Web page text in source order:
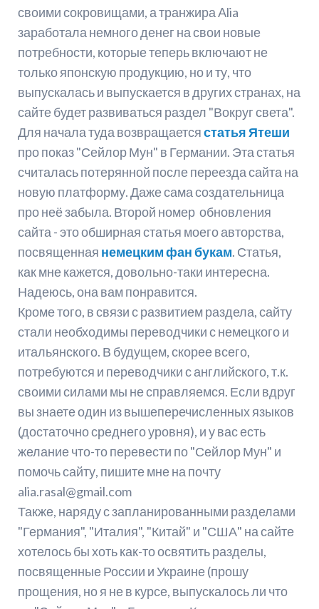
своими сокровищами, а транжира Alia
заработала немного денег на свои новые
потребности, которые теперь включают не
только японскую продукцию, но и ту, что
выпускалась и выпускается в других странах, на
сайте будет развиваться раздел "Вокруг света".
Для начала туда возвращаетсястатья Ятеши
про показ "Сейлор Мун" в Германии. Эта статья
считалась потерянной после переезда сайта на
новую платформу. Даже сама создательница
про неё забыла. Второй номер обновления
сайта - это обширная статья моего авторства,
посвященная немецким фан букам. Статья,
как мне кажется, довольно-таки интересна.
Надеюсь, она вам понравится.
Кроме того, в связи с развитием раздела, сайту
стали необходимы переводчики с немецкого и
итальянского. В будущем, скорее всего,
потребуются и переводчики с английского, т.к.
своими силами мы не справляемся. Если вдруг
вы знаете один из вышеперечисленных языков
(достаточно среднего уровня), и у вас есть
желание что-то перевести по "Сейлор Мун" и
помочь сайту, пишите мне на почту
alia.rasal@gmail.com
Также, наряду с запланированными разделами
"Германия", "Италия", "Китай" и "США" на сайте
хотелось бы хоть как-то освятить разделы,
посвященные России и Украине (прошу
прощения, но я не в курсе, выпускалось ли что